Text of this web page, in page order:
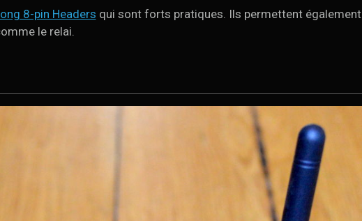
8-pin Headers qui sont forts pratiques. Ils permettent également
le relai.